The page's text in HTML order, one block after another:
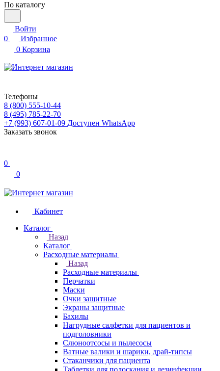
По каталогу
Войти
0
Избранное
0 Корзина
Телефоны
8 (800) 555-10-44
8 (495) 785-22-70
+7 (993) 607-01-09 Доступен WhatsApp
Заказать звонок
0
0
Кабинет
Каталог
Назад
Каталог
Расходные материалы
Назад
Расходные материалы
Перчатки
Маски
Очки защитные
Экраны защитные
Бахилы
Нагрудные салфетки для пациентов и
подголовники
Слюноотсосы и пылесосы
Ватные валики и шарики, драй-типсы
Стаканчики для пациента
Таблетки для полоскания и дезинфекции